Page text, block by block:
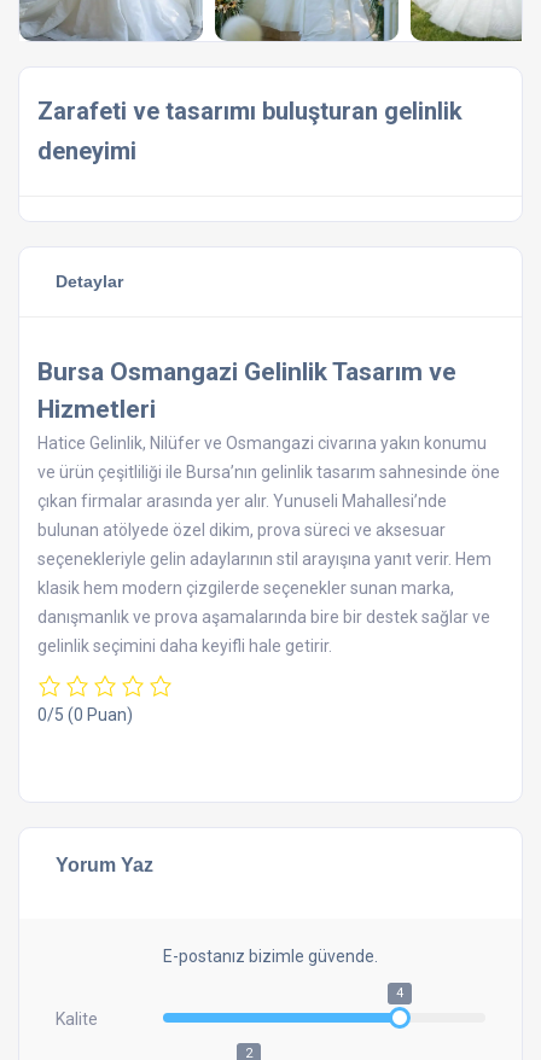
Zarafeti ve tasarımı buluşturan gelinlik
deneyimi
Detaylar
Bursa Osmangazi Gelinlik Tasarım ve
Hizmetleri
Hatice Gelinlik, Nilüfer ve Osmangazi civarına yakın konumu
ve ürün çeşitliliği ile Bursa’nın gelinlik tasarım sahnesinde öne
çıkan firmalar arasında yer alır. Yunuseli Mahallesi’nde
bulunan atölyede özel dikim, prova süreci ve aksesuar
seçenekleriyle gelin adaylarının stil arayışına yanıt verir. Hem
klasik hem modern çizgilerde seçenekler sunan marka,
danışmanlık ve prova aşamalarında bire bir destek sağlar ve
gelinlik seçimini daha keyifli hale getirir.
0/5 (0 Puan)
Yorum Yaz
E-postanız bizimle güvende.
Kalite
4
2